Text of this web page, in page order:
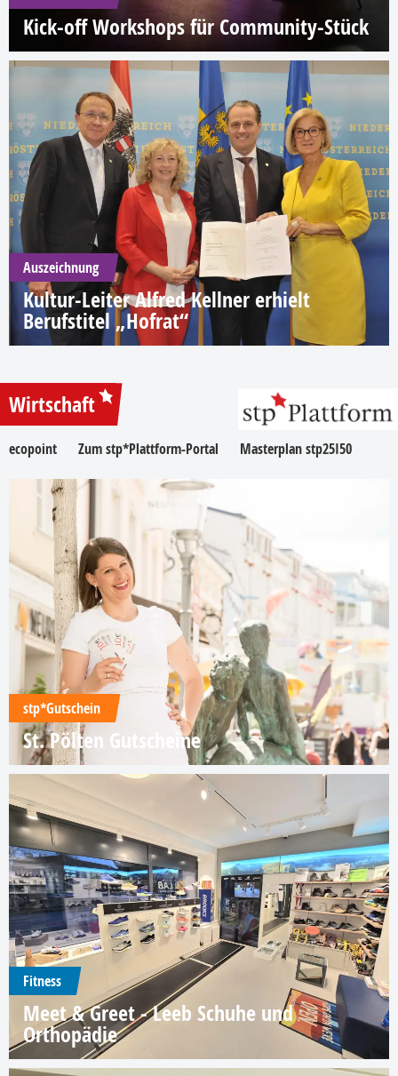
Kick-off Workshops für Community-Stück
Auszeichnung
Kultur-Leiter Alfred Kellner erhielt
Berufstitel „Hofrat“
Wirtschaft
ecopoint Zum stp*Plattform-Portal Masterplan stp25I50
stp*Gutschein
St. Pölten Gutscheine
Fitness
Meet & Greet - Leeb Schuhe und
Orthopädie